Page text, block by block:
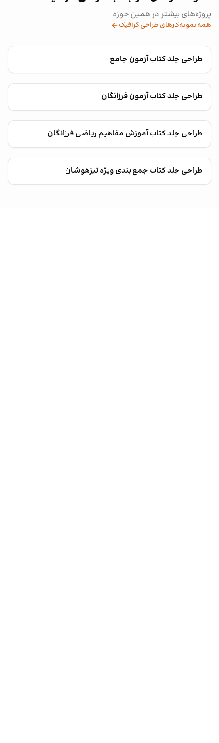
پروژه‌های بیشتر در همین حوزه
همه نمونه‌کارهای طراحی گرافیک
طراحی جلد کتاب آزمون جامع
طراحی جلد کتاب آزمون فرزانگان
طراحی جلد کتاب آموزش مفاهیم ریاضی فرزانگان
طراحی جلد کتاب جمع بندی ویژه تیزهوشان